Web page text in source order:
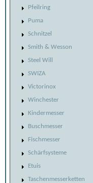
Pfeilring
Puma
Schnitzel
Smith & Wesson
Steel Will
SWIZA
Victorinox
Winchester
Kindermesser
Buschmesser
Fischmesser
Schärfsysteme
Etuis
Taschenmesserketten